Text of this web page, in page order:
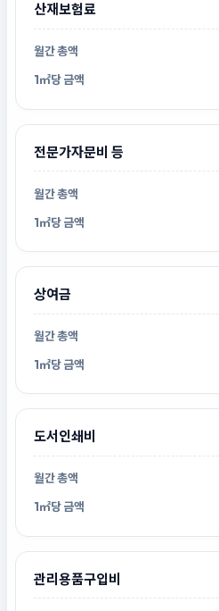
산재보험료
전문가자문비 등
상여금
도서인쇄비
관리용품구입비